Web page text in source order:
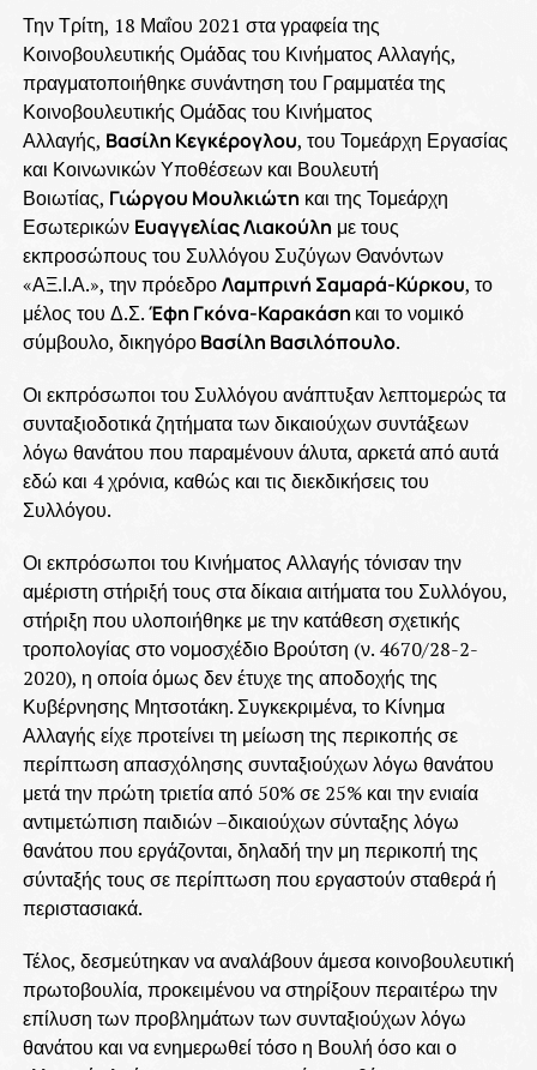
Την Τρίτη, 18 Μαΐου 2021 στα γραφεία της
Κοινοβουλευτικής Ομάδας του Κινήματος Αλλαγής,
πραγματοποιήθηκε συνάντηση του Γραμματέα της
Κοινοβουλευτικής Ομάδας του Κινήματος
Αλλαγής, Βασίλη Κεγκέρογλου, του Τομεάρχη Εργασίας
και Κοινωνικών Υποθέσεων και Βουλευτή
Βοιωτίας, Γιώργου Μουλκιώτη και της Τομεάρχη
Εσωτερικών Ευαγγελίας Λιακούλη με τους
εκπροσώπους του Συλλόγου Συζύγων Θανόντων
«ΑΞ.Ι.Α.», την πρόεδροΛαμπρινή Σαμαρά-Κύρκου, το
μέλος του Δ.Σ.Έφη Γκόνα-Καρακάση και το νομικό
σύμβουλο, δικηγόροΒασίλη Βασιλόπουλο.
Οι εκπρόσωποι του Συλλόγου ανάπτυξαν λεπτομερώς τα
συνταξιοδοτικά ζητήματα των δικαιούχων συντάξεων
λόγω θανάτου που παραμένουν άλυτα, αρκετά από αυτά
εδώ και 4 χρόνια, καθώς και τις διεκδικήσεις του
Συλλόγου.
Οι εκπρόσωποι του Κινήματος Αλλαγής τόνισαν την
αμέριστη στήριξή τους στα δίκαια αιτήματα του Συλλόγου,
στήριξη που υλοποιήθηκε με την κατάθεση σχετικής
τροπολογίας στο νομοσχέδιο Βρούτση (ν. 4670/28-2-
2020), η οποία όμως δεν έτυχε της αποδοχής της
Κυβέρνησης Μητσοτάκη. Συγκεκριμένα, το Κίνημα
Αλλαγής είχε προτείνει τη μείωση της περικοπής σε
περίπτωση απασχόλησης συνταξιούχων λόγω θανάτου
μετά την πρώτη τριετία από 50% σε 25% και την ενιαία
αντιμετώπιση παιδιών –δικαιούχων σύνταξης λόγω
θανάτου που εργάζονται, δηλαδή την μη περικοπή της
σύνταξής τους σε περίπτωση που εργαστούν σταθερά ή
περιστασιακά.
Τέλος, δεσμεύτηκαν να αναλάβουν άμεσα κοινοβουλευτική
πρωτοβουλία, προκειμένου να στηρίξουν περαιτέρω την
επίλυση των προβλημάτων των συνταξιούχων λόγω
θανάτου και να ενημερωθεί τόσο η Βουλή όσο και ο